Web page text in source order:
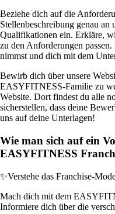
Beziehe dich auf die
Stellenbeschreibung genau an
Qualifikationen ein. Erkläre,
zu den Anforderungen
nimmst und dich mit dem
Bewirb dich über unsere
EASYFITNESS-Familie zu
Website. Dort findest du alle
sicherstellen, dass deine
uns auf deine Unterlagen!
Wie man sich auf ein
EASYFITNESS
✨Verstehe das Franchise-
Mach dich mit dem
Informiere dich über die